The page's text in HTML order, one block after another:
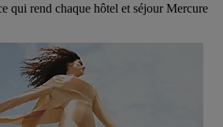
qui rend chaque hôtel et séjour Mercure